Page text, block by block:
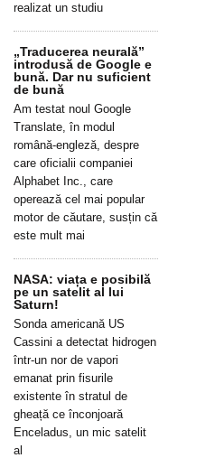
realizat un studiu
„Traducerea neurală”
introdusă de Google e
bună. Dar nu suficient
de bună
Am testat noul Google
Translate, în modul
română-engleză, despre
care oficialii companiei
Alphabet Inc., care
operează cel mai popular
motor de căutare, susțin că
este mult mai
NASA: viața e posibilă
pe un satelit al lui
Saturn!
Sonda americană US
Cassini a detectat hidrogen
într-un nor de vapori
emanat prin fisurile
existente în stratul de
gheață ce înconjoară
Enceladus, un mic satelit
al